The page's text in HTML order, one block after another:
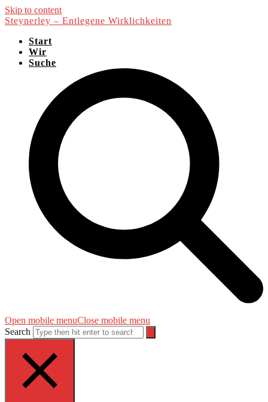
Skip to content
Steynerley – Entlegene Wirklichkeiten
Start
Wir
Suche
Open mobile menuClose mobile menu
Search